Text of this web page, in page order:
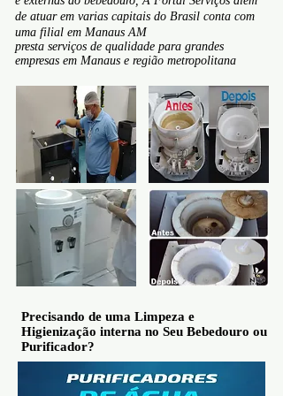
de atuar em varias capitais do Brasil conta com
uma filial em Manaus AM
presta serviços de qualidade para grandes
empresas em Manaus e região metropolitana
Precisando de uma Limpeza e
Higienização interna no Seu Bebedouro ou
Purificador?